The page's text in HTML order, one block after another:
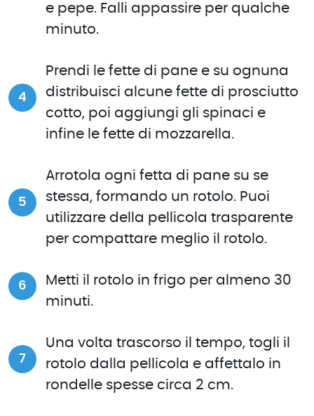
e pepe. Falli appassire per qualche
minuto.
Prendi le fette di pane e su ognuna
distribuisci alcune fette di prosciutto
cotto, poi aggiungi gli spinaci e
infine le fette di mozzarella.
Arrotola ogni fetta di pane su se
stessa, formando un rotolo. Puoi
utilizzare della pellicola trasparente
per compattare meglio il rotolo.
Metti il rotolo in frigo per almeno 30
minuti.
Una volta trascorso il tempo, togli il
rotolo dalla pellicola e affettalo in
rondelle spesse circa 2 cm.